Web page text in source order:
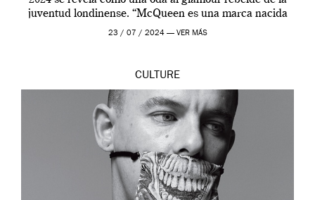
juventud londinense. “McQueen es una marca nacida
en Londres y siempre ha […]
23 / 07 / 2024 — VER MÁS
CULTURE